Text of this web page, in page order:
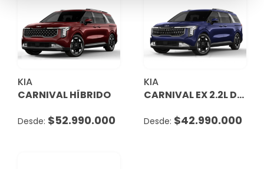
KIA
CARNIVAL HÍBRIDO
$52.990.000
KIA
CARNIVAL EX 2.2L DSL 8AT
$42.990.000